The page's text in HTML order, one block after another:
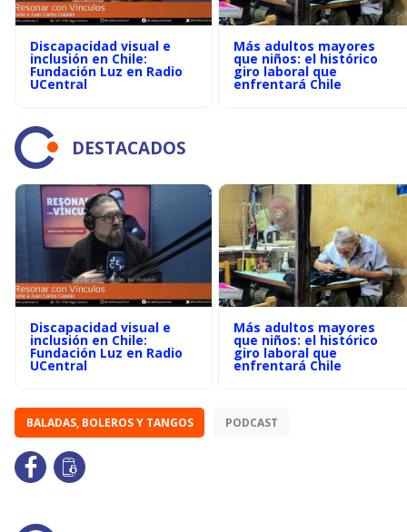
Discapacidad visual e
inclusión en Chile:
Fundación Luz en Radio
UCentral
Más adultos mayores
que niños: el histórico
giro laboral que
enfrentará Chile
DESTACADOS
Discapacidad visual e
inclusión en Chile:
Fundación Luz en Radio
UCentral
Más adultos mayores
que niños: el histórico
giro laboral que
enfrentará Chile
BALADAS, BOLEROS Y TANGOS PODCAST